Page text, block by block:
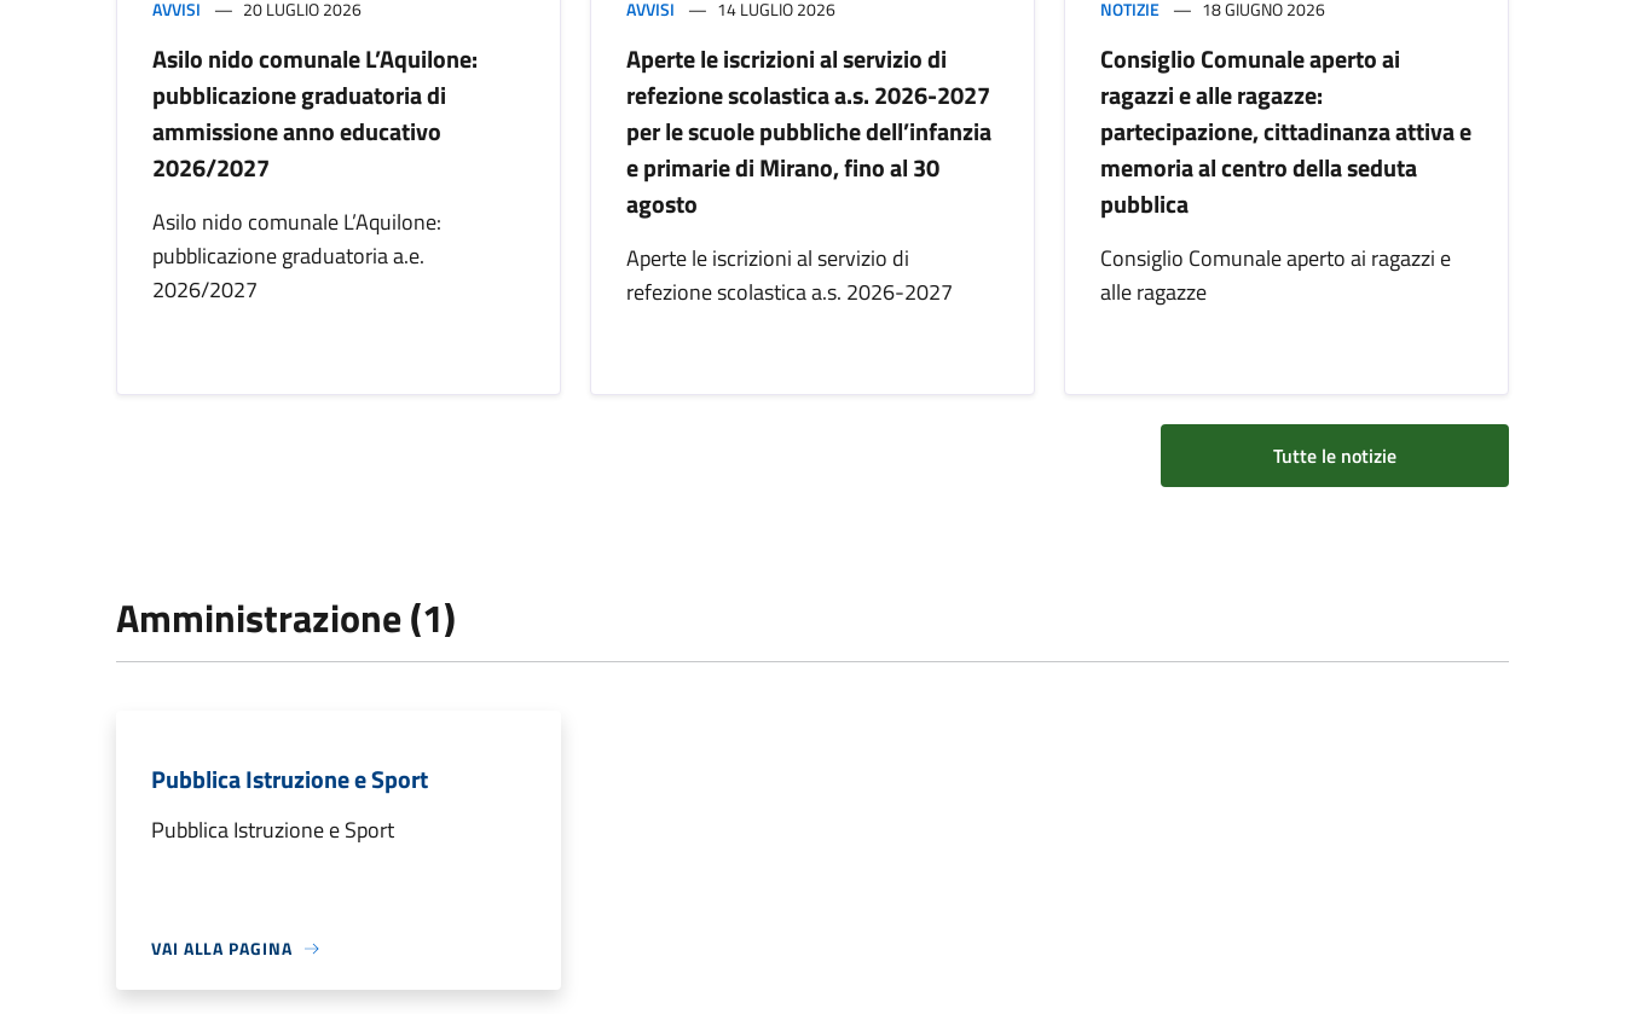
AVVISI 20 LUGLIO 2026
Asilo nido comunale L’Aquilone:
pubblicazione graduatoria di
ammissione anno educativo
2026/2027
Asilo nido comunale L’Aquilone:
pubblicazione graduatoria a.e.
2026/2027
AVVISI 14 LUGLIO 2026
Aperte le iscrizioni al servizio di
refezione scolastica a.s. 2026-2027
per le scuole pubbliche dell’infanzia
e primarie di Mirano, fino al 30
agosto
Aperte le iscrizioni al servizio di
refezione scolastica a.s. 2026-2027
NOTIZIE 18 GIUGNO 2026
Consiglio Comunale aperto ai
ragazzi e alle ragazze:
partecipazione, cittadinanza attiva e
memoria al centro della seduta
pubblica
Consiglio Comunale aperto ai ragazzi e
alle ragazze
Tutte le notizie
Amministrazione (1)
Pubblica Istruzione e Sport
Pubblica Istruzione e Sport
VAI ALLA PAGINA